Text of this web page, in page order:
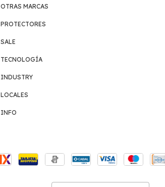
OTRAS MARCAS
PROTECTORES
SALE
TECNOLOGÍA
INDUSTRY
LOCALES
INFO